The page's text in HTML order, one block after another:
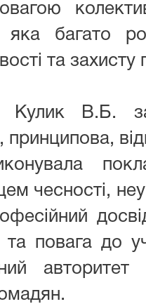
яка багато
та
В.Б.
принципова,
чесності,
та повага до
авторитет